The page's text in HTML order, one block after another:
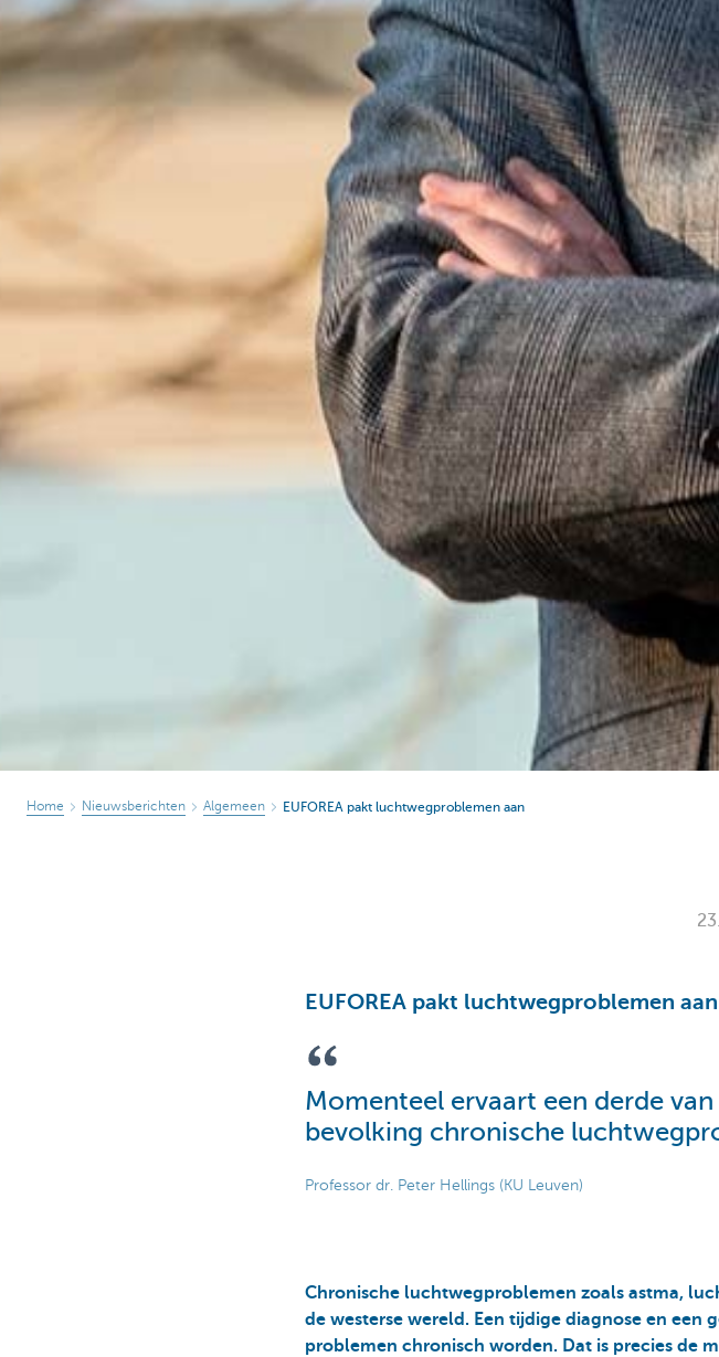
Home Nieuwsberichten Algemeen EUFOREA pakt luchtwegproblemen aan
EUFOREA pakt luchtwegproblemen aan
Momenteel ervaart een derde
bevolking chronische
Professor dr. Peter Hellings (KU Leuven)
Chronische luchtwegproblemen zoals astma,
de westerse wereld. Een tijdige diagnose en
problemen chronisch worden. Dat is precies de